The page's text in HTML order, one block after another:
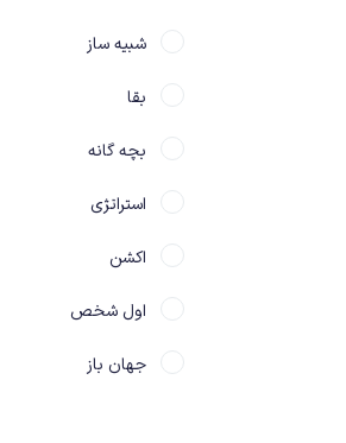
شبیه ساز
بقا
بچه گانه
استراتژی
اکشن
اول شخص
جهان باز